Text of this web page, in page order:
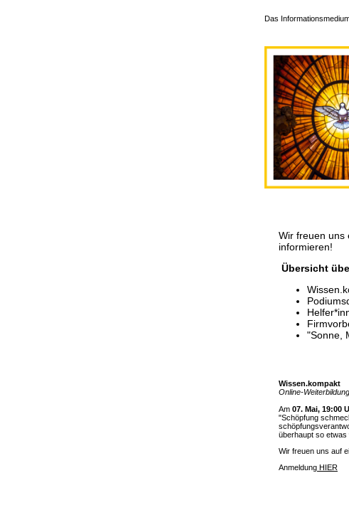
Das
Wir freuen uns
informieren!
Übersicht
"Sonne,
Wissen.kompakt
Online-
Am 07. Mai, 19:00
"Schöpfung
überhaupt so etwas
Wir freuen uns auf
Anmeldung HIER